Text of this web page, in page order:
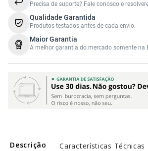
Precisa de suporte? Fale conosco e
Qualidade Garantida
Produtos testados antes de cada envio.
Maior Garantia
A melhor garantia do mercado somente na
Descrição Características Técnicas